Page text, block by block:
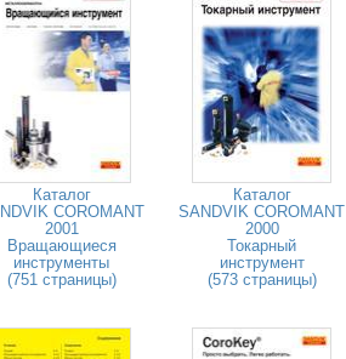
Каталог
COROMANT
2001
Вращающиеся
инструменты
(751 страницы)
Каталог
SANDVIK COROMANT
2000
Токарный
инструмент
(573 страницы)